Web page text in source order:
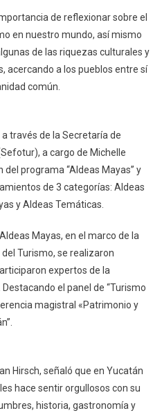
de reflexionar sobre el
en nuestro mundo, así mismo
de las riquezas culturales y
acercando a los pueblos entre sí
común.
a través de la Secretaría de
a cargo de Michelle
programa “Aldeas Mayas” y
de 3 categorías: Aldeas
y Aldeas Temáticas.
Mayas, en el marco de la
Turismo, se realizaron
expertos de la
el panel de “Turismo
magistral «Patrimonio y
Hirsch, señaló que en Yucatán
hace sentir orgullosos con su
historia, gastronomía y